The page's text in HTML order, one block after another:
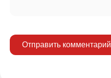
Отправить комментарий